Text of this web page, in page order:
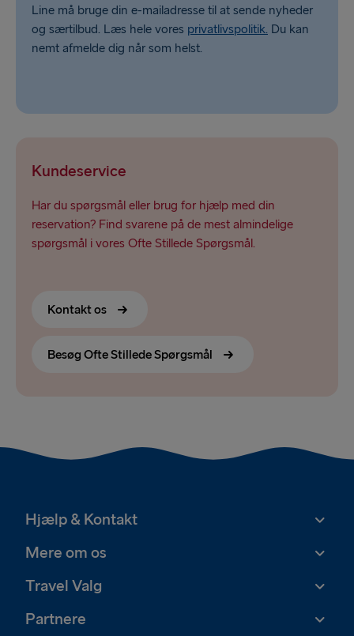
Line må bruge din e-mailadresse til at sende nyheder
og særtilbud. Læs hele vores privatlivspolitik. Du kan
nemt afmelde dig når som helst.
Kundeservice
Har du spørgsmål eller brug for hjælp med din
reservation? Find svarene på de mest almindelige
spørgsmål i vores Ofte Stillede Spørgsmål.
Kontakt os
Besøg Ofte Stillede Spørgsmål
Hjælp & Kontakt
Mere om os
Travel Valg
Partnere